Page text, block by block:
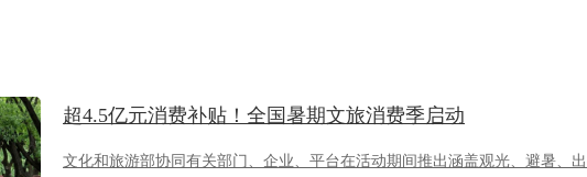
超4.5亿元消费补贴！全国暑期文旅消费季启动
文化和旅游部协同有关部门、企业、平台在活动期间推出涵盖观光、避暑、